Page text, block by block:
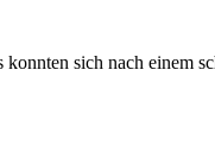
sich nach einem